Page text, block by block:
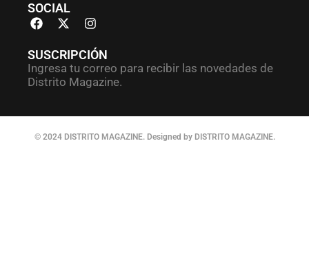
SOCIAL
SUSCRIPCIÓN
Ingresa tu correo para recibir las novedades de
Distrito Magazine.
© 2024 DISTRITO MAGAZINE. Designed by DISTRITO MAGAZINE.